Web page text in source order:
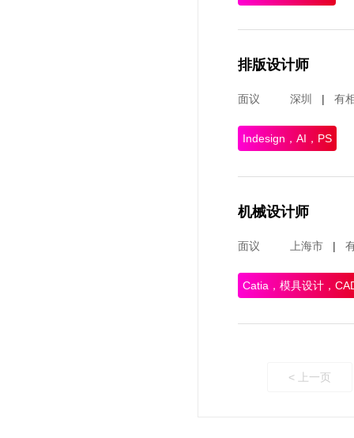
排版设计师
面议 深圳 | 有
Indesign，AI，PS
机械设计师
面议 上海市 |
Catia，模具设计，
< 上一页